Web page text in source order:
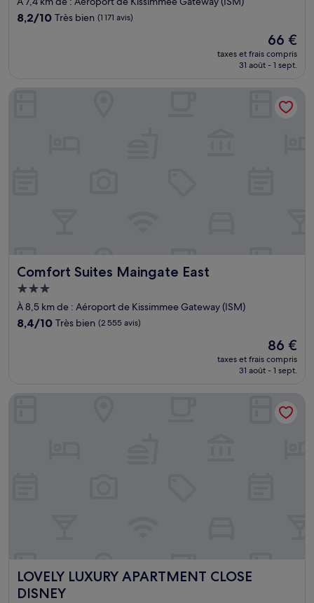
8.2
8,2/10 Très bien (1 171 avis)
Le
nouveau
prix
de
66 €
66 €
taxes et frais compris
31 août - 1 sept.
Comfort Suites Maingate East
Comfort Suites Maingate East
Hébergement
3.0 étoiles
À 8,5 km de : Aéroport de Kissimmee Gateway (ISM)
8.4
8,4/10 Très bien (2 555 avis)
Le
nouveau
prix
86 €
86 €
taxes et frais compris
31 août - 1 sept.
LOVELY LUXURY APARTMENT CLOSE
DISNEY
LOVELY LUXURY APARTMENT CLOSE DISNEY
LOVELY LUXURY APARTMENT CLOSE DISNEY